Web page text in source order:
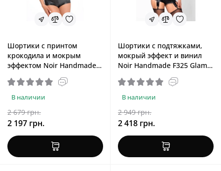
Шортики с принтом
крокодила и мокрым
эффектом Noir Handmade
F318 Wild Crocodile Printed
Wetlook Shorts, L
В наличии
2 679 грн.
2 197 грн.
Шортики с подтяжками,
мокрый эффект и винил
Noir Handmade F325 Glam
Suspender Wetlook and
Vinyl Shorts, L
В наличии
2 949 грн.
2 418 грн.